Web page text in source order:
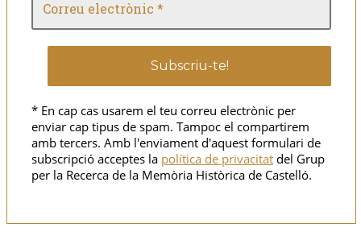
* En cap cas usarem el teu correu electrònic per
enviar cap tipus de spam. Tampoc el compartirem
amb tercers. Amb l'enviament d'aquest formulari de
subscripció acceptes la política de privacitat del Grup
per la Recerca de la Memòria Històrica de Castelló.